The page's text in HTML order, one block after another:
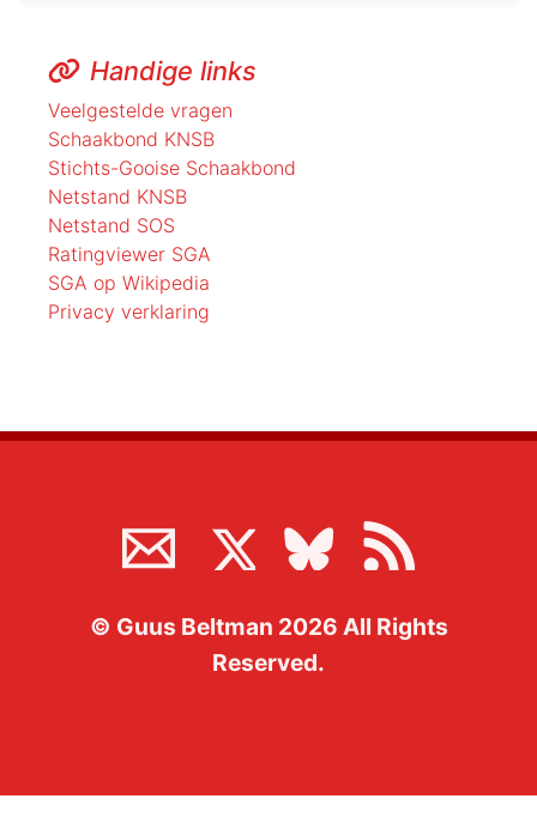
Handige links
Veelgestelde vragen
Schaakbond KNSB
Stichts-Gooise Schaakbond
Netstand KNSB
Netstand SOS
Ratingviewer SGA
SGA op Wikipedia
Privacy verklaring
© Guus Beltman 2026 All Rights
Reserved.